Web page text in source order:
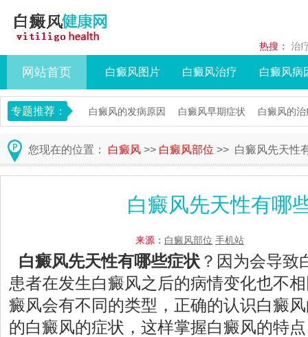
热搜： 治
网站首页 白癜风图片 白癜风治疗 白癜风病
专题推荐： 白癜风的发病原因 白癜风早期症状 白癜风的
您现在的位置： 白癜风 >> 白癜风部位 >> 白癜风先天性
白癜风先天性有哪
来源： 白癜风部位 手机站
白癜风先天性有哪些症状 ？因为会导致
患者在发生白癜风之后的病情变化也不
癜风会有不同的类型，正确的认识白癜
的白癜风的症状，这样掌握白癜风的特